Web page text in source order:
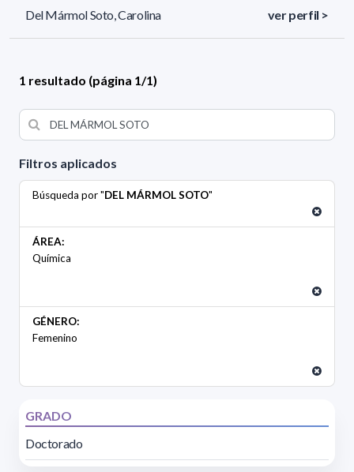
Filtros aplicados
Búsqueda por "DEL MÁRMOL SOTO"
ÁREA:
Química
GÉNERO:
Femenino
GRADO
Doctorado
Del Mármol Soto, Carolina ver perfil >
1 resultado (página 1/1)